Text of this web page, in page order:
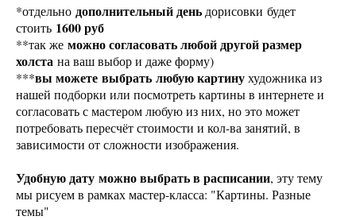
*отдельно дополнительный день дорисовки будет
стоить 1600 руб
**так же можно согласовать любой другой размер
холста на ваш выбор и даже форму)
***вы можете выбрать любую картинухудожника из
нашей подборки или посмотреть картины в интернете и
согласовать с мастером любую из них, но это может
потребовать пересчёт стоимости и кол-ва занятий, в
зависимости от сложности изображения.
Удобную дату можно выбрать в расписании, эту тему
мы рисуем в рамках мастер-класса: "Картины. Разные
темы"